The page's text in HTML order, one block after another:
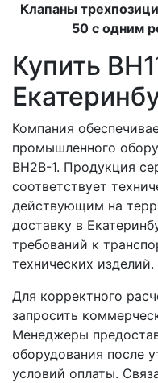
Клапаны
50 с одним
Купить
Компания
промышленного
ВН2В-1. Продукция
соответствует
действующим на
доставку в
требований к
технических изделий.
Для корректного
запросить
Менеджеры
оборудования после
условий оплаты.